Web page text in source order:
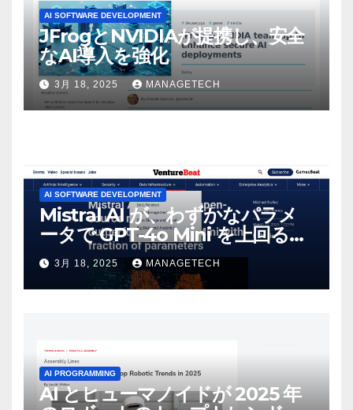
AI SOFTWARE DEVELOPMENT
JFrogとNVIDIAが提携し、安全
なAI導入を強化
3月 18, 2025 MANAGETECH
AI SOFTWARE DEVELOPMENT
Mistral AI が、わずかなパラメ
ータで GPT-4o Mini を上回る新
しいオープンソース モデルをリ
リース | VentureBeat
3月 18, 2025 MANAGETECH
AI PROGRAMMING
AI とヒューマノイドが 2025 年